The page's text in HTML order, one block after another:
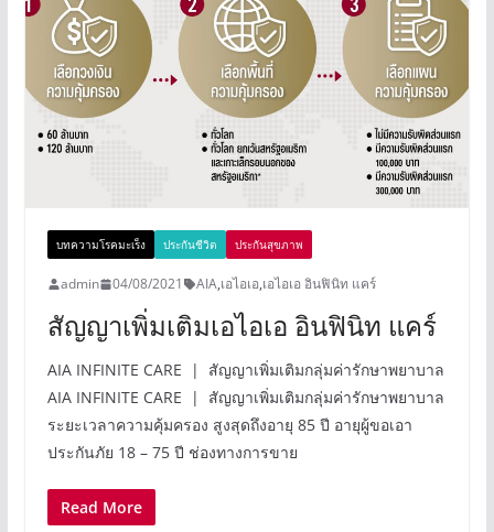
บทความโรคมะเร็ง ประกันชีวิต ประกันสุขภาพ
admin 04/08/2021 AIA,เอไอเอ,เอไอเอ อินฟินิท แคร์
สัญญาเพิ่มเติมเอไอเอ อินฟินิท แคร์
AIA INFINITE CARE | สัญญาเพิ่มเติมกลุ่มค่ารักษาพยาบาล
AIA INFINITE CARE | สัญญาเพิ่มเติมกลุ่มค่ารักษาพยาบาล
ระยะเวลาความคุ้มครอง สูงสุดถึงอายุ 85 ปี อายุผู้ขอเอา
ประกันภัย 18 – 75 ปี ช่องทางการขาย
Read More